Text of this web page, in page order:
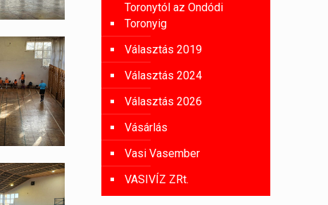
Toronytól az Ondódi
Toronyig
Választás 2019
Választás 2024
Választás 2026
Vásárlás
Vasi Vasember
VASIVÍZ ZRt.